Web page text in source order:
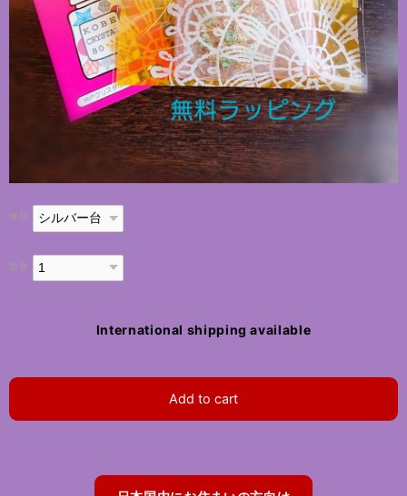
種類
数量
International shipping available
Add to cart